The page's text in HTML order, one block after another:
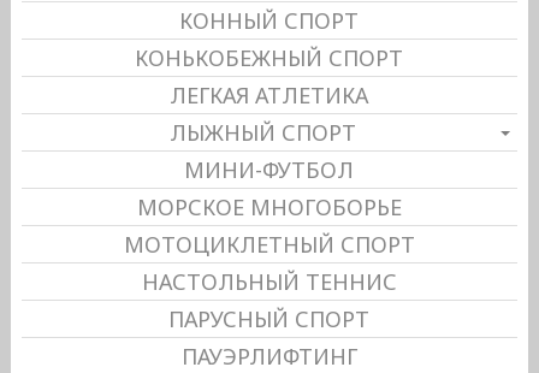
КОННЫЙ СПОРТ
КОНЬКОБЕЖНЫЙ СПОРТ
ЛЕГКАЯ АТЛЕТИКА
ЛЫЖНЫЙ СПОРТ
МИНИ-ФУТБОЛ
МОРСКОЕ МНОГОБОРЬЕ
МОТОЦИКЛЕТНЫЙ СПОРТ
НАСТОЛЬНЫЙ ТЕННИС
ПАРУСНЫЙ СПОРТ
ПАУЭРЛИФТИНГ